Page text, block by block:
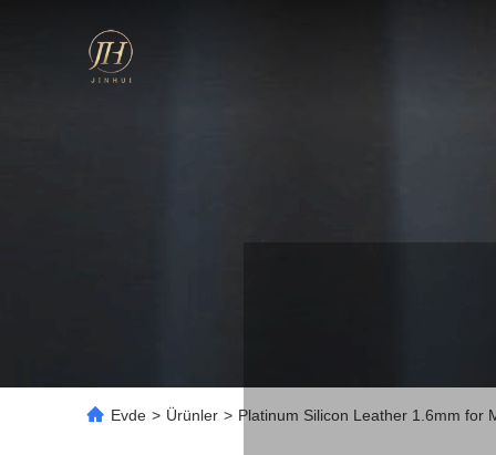
Evde > Ürünler > Platinum Silicon Leather 1.6mm for